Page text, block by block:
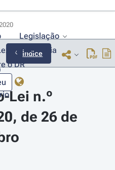
Legislação
Lia
o DR
Índice
Lei n.º
de 26 de